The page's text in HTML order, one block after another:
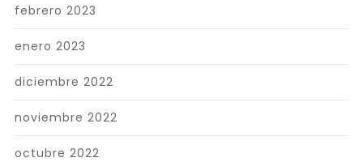
febrero 2023
enero 2023
diciembre 2022
noviembre 2022
octubre 2022